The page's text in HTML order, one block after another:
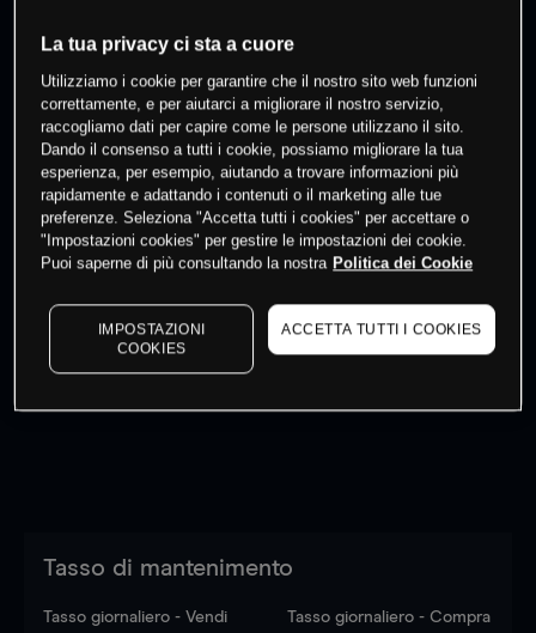
% dei clienti hanno posizioni
questo prodotto
Fai trading
I prezzi sono solo indicativi. Accediper vedere gli ultimi
dati di mercato
to see latest market data
Tasso di mantenimento
Tasso giornaliero - Vendi Tasso giornaliero - Compra
La tua privacy ci sta a cuore
Utilizziamo i cookie per garantire che il nostro sito web funzioni
correttamente, e per aiutarci a migliorare il nostro servizio,
raccogliamo dati per capire come le persone utilizzano il sito.
Dando il consenso a tutti i cookie, possiamo migliorare la tua
esperienza, per esempio, aiutando a trovare informazioni più
rapidamente e adattando i contenuti o il marketing alle tue
preferenze. Seleziona "Accetta tutti i cookies" per accettare o
"Impostazioni cookies" per gestire le impostazioni dei cookie.
Puoi saperne di più consultando la nostra Politica dei Cookie
IMPOSTAZIONI
COOKIES
ACCETTA TUTTI I COOKIES